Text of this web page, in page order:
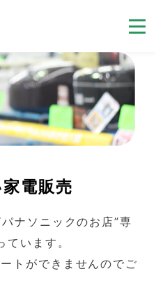
電販売
ナソニックのお店”専
います。
トができませんのでご